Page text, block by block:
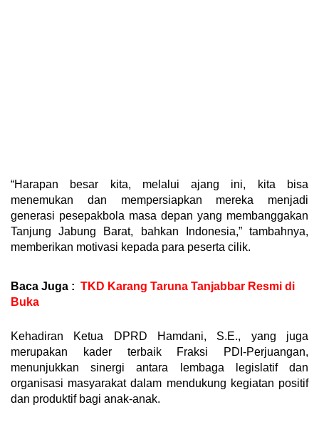
“Harapan besar kita, melalui ajang ini, kita bisa
menemukan dan mempersiapkan mereka menjadi
generasi pesepakbola masa depan yang membanggakan
Tanjung Jabung Barat, bahkan Indonesia,” tambahnya,
memberikan motivasi kepada para peserta cilik.
Baca Juga : TKD Karang Taruna Tanjabbar Resmi di
Buka
Kehadiran Ketua DPRD Hamdani, S.E., yang juga
merupakan kader terbaik Fraksi PDI-Perjuangan,
menunjukkan sinergi antara lembaga legislatif dan
organisasi masyarakat dalam mendukung kegiatan positif
dan produktif bagi anak-anak.